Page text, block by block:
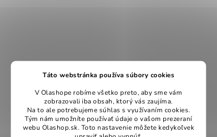
Táto webstránka používa súbory cookies
V Olashope robíme všetko preto, aby sme vám
zobrazovali iba obsah, ktorý vás zaujíma.
Na to ale potrebujeme súhlas s využívaním cookies.
Tým nám umožníte používať údaje o vašom prezeraní
webu Olashop.sk. Toto nastavenie môžete kedykoľvek